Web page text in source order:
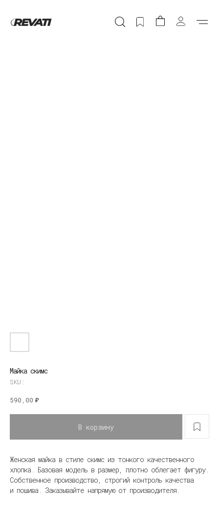
Майка скимс
SKU:
590,00 ₽
В корзину
Женская майка в стиле скимс из тонкого качественного
хлопка. Базовая модель в размер, плотно облегает фигуру.
Собственное производство, строгий контроль качества
и пошива. Заказывайте напрямую от производителя.